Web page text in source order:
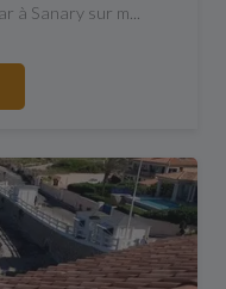
à Sanary sur m...